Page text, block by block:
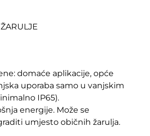
domaće aplikacije, opće
uporaba samo u vanjskim
IP65).
energije. Može se
umjesto običnih žarulja.